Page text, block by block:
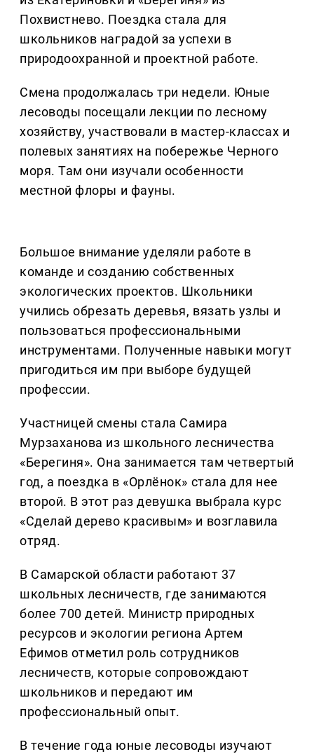
Похвистнево. Поездка стала для
школьников наградой за успехи в
природоохранной и проектной работе.
Смена продолжалась три недели. Юные
лесоводы посещали лекции по лесному
хозяйству, участвовали в мастер-классах и
полевых занятиях на побережье Черного
моря. Там они изучали особенности
местной флоры и фауны.
Большое внимание уделяли работе в
команде и созданию собственных
экологических проектов. Школьники
учились обрезать деревья, вязать узлы и
пользоваться профессиональными
инструментами. Полученные навыки могут
пригодиться им при выборе будущей
профессии.
Участницей смены стала Самира
Мурзаханова из школьного лесничества
«Берегиня». Она занимается там четвертый
год, а поездка в «Орлёнок» стала для нее
второй. В этот раз девушка выбрала курс
«Сделай дерево красивым» и возглавила
отряд.
В Самарской области работают 37
школьных лесничеств, где занимаются
более 700 детей. Министр природных
ресурсов и экологии региона Артем
Ефимов отметил роль сотрудников
лесничеств, которые сопровождают
школьников и передают им
профессиональный опыт.
В течение года юные лесоводы изучают